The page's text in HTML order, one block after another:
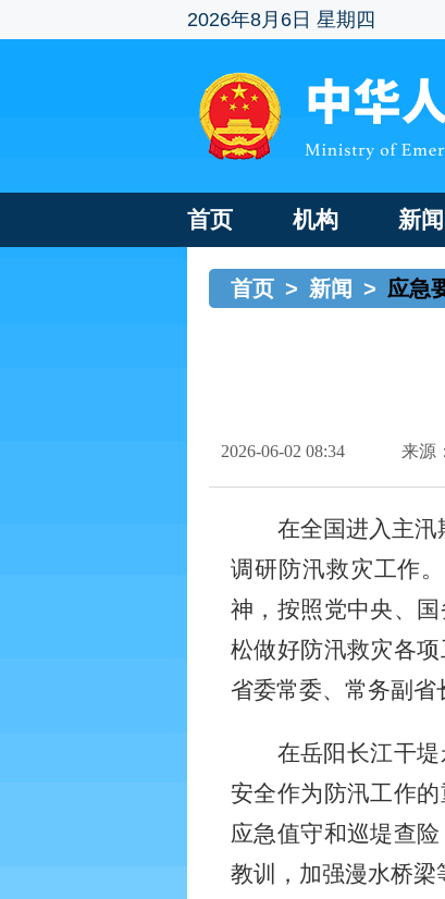
2026年8月6日 星期四
首页 机构 新闻
首页 > 新闻 > 应急
2026-06-02 08:34 来源：
在全国进入主
调研防汛救灾工作
神，按照党中央、
松做好防汛救灾各
省委常委、常务副省
在岳阳长江干
安全作为防汛工作
应急值守和巡堤查
教训，加强漫水桥